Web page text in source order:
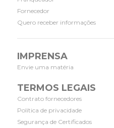
Fornecedor
Quero receber informações
IMPRENSA
Envie uma matéria
TERMOS LEGAIS
Contrato fornecedores
Política de privacidade
Segurança de Certificados